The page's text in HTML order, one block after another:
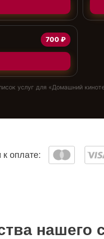
700 ₽
услуг для «Домашний
оплате:
нашего